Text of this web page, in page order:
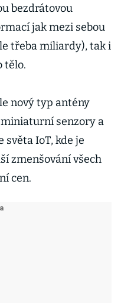
bezdrátovou
jak mezi sebou
třeba miliardy), tak i
tělo.
nový typ antény
senzory a
IoT, kde je
zmenšování všech
cen.